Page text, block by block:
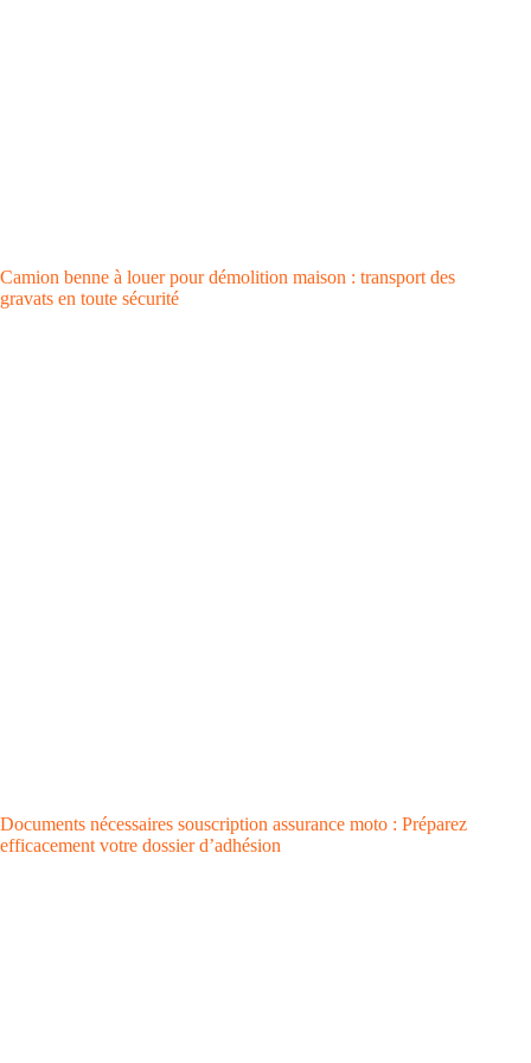
Camion benne à louer pour démolition maison : transport des
gravats en toute sécurité
Documents nécessaires souscription assurance moto : Préparez
efficacement votre dossier d’adhésion